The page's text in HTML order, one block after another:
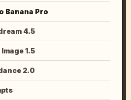
Banana Pro
4.5
1.5
2.0